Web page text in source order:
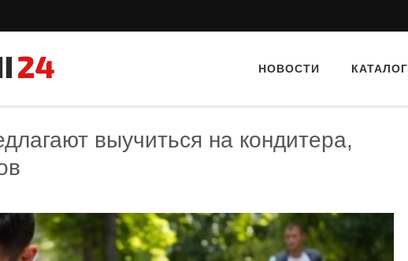
НОВОСТИ КАТАЛОГ
выучиться на кондитера,
Тайный гость: кафе «Фасти Хасти» Тайный гость: кафе «Автограф»